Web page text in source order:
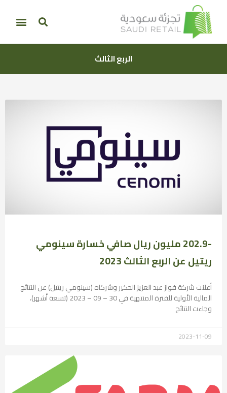
الربع الثالث
-202.9 مليون ريال صافي خسارة سينومي
ريتيل عن الربع الثالث 2023
أعلنت شركة فواز عبد العزيز الحكير وشركاه (سينومي ريتيل) عن النتائج
المالية الأولية للفترة المنتهية في 30 – 09 – 2023 (تسعة أشهر)،
وجاءت النتائج
2023-11-09